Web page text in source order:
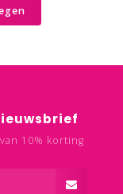
10% korting